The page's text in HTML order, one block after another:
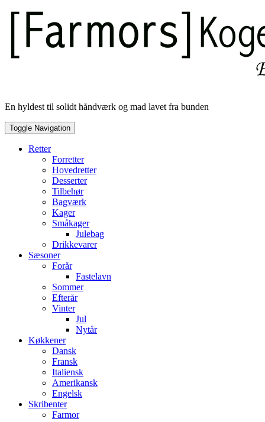
Skip
content
En hyldest til solidt håndværk og mad lavet fra bunden
Toggle Navigation
Retter
Forretter
Hovedretter
Desserter
Tilbehør
Bagværk
Kager
Småkager
Julebag
Drikkevarer
Sæsoner
Forår
Fastelavn
Sommer
Efterår
Vinter
Jul
Nytår
Køkkener
Dansk
Fransk
Italiensk
Amerikansk
Engelsk
Skribenter
Farmor